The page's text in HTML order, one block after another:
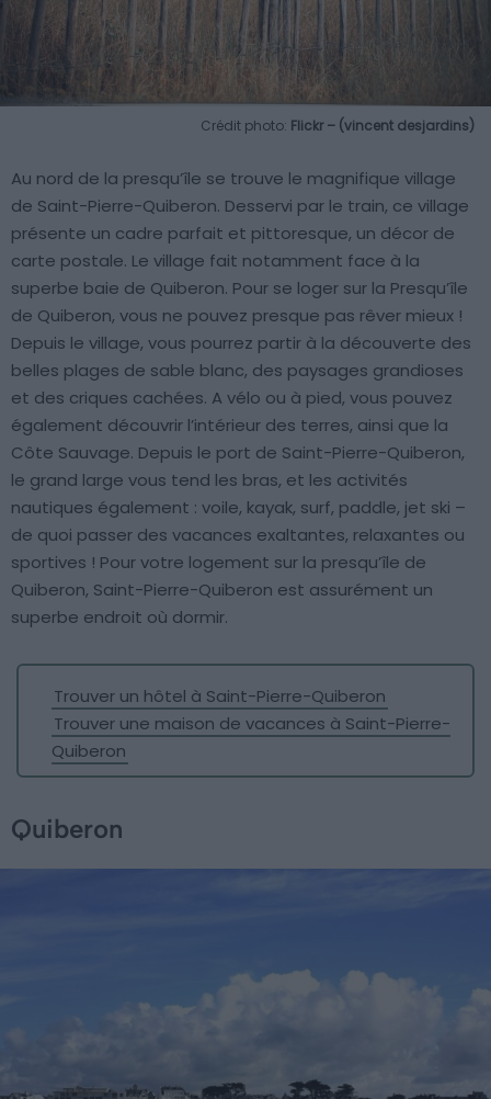
Crédit photo: Flickr – (vincent desjardins)
Au nord de la presqu’île se trouve le magnifique village
de Saint-Pierre-Quiberon. Desservi par le train, ce village
présente un cadre parfait et pittoresque, un décor de
carte postale. Le village fait notamment face à la
superbe baie de Quiberon. Pour se loger sur la Presqu’île
de Quiberon, vous ne pouvez presque pas rêver mieux !
Depuis le village, vous pourrez partir à la découverte des
belles plages de sable blanc, des paysages grandioses
et des criques cachées. A vélo ou à pied, vous pouvez
également découvrir l’intérieur des terres, ainsi que la
Côte Sauvage. Depuis le port de Saint-Pierre-Quiberon,
le grand large vous tend les bras, et les activités
nautiques également : voile, kayak, surf, paddle, jet ski –
de quoi passer des vacances exaltantes, relaxantes ou
sportives ! Pour votre logement sur la presqu’île de
Quiberon, Saint-Pierre-Quiberon est assurément un
superbe endroit où dormir.
Trouver un hôtel à Saint-Pierre-Quiberon
Trouver une maison de vacances à Saint-Pierre-
Quiberon
Quiberon